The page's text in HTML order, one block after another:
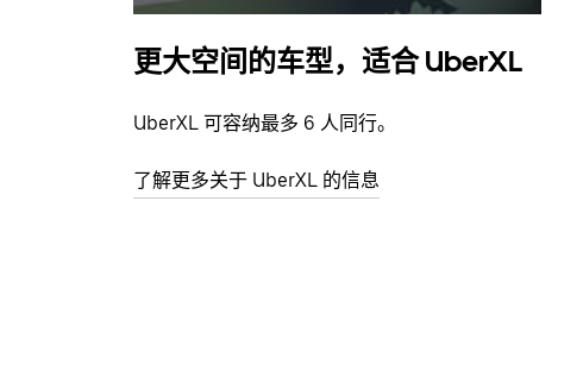
更大空间的车型，适合 UberXL
UberXL 可容纳最多 6 人同行。
了解更多关于 UberXL 的信息